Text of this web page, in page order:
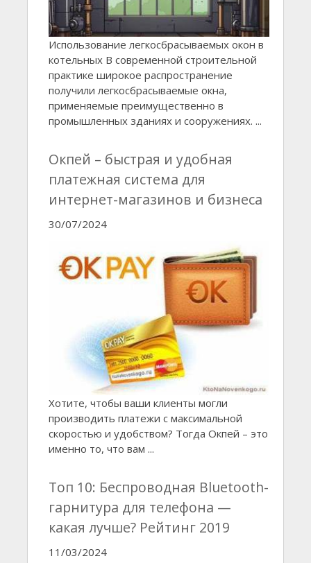
Использование легкосбрасываемых окон в
котельных В современной строительной
практике широкое распространение
получили легкосбрасываемые окна,
применяемые преимущественно в
промышленных зданиях и сооружениях. ...
Окпей – быстрая и удобная
платежная система для
интернет-магазинов и бизнеса
30/07/2024
Хотите, чтобы ваши клиенты могли
производить платежи с максимальной
скоростью и удобством? Тогда Окпей – это
именно то, что вам ...
Топ 10: Беспроводная Bluetooth-
гарнитура для телефона —
какая лучше? Рейтинг 2019
11/03/2024